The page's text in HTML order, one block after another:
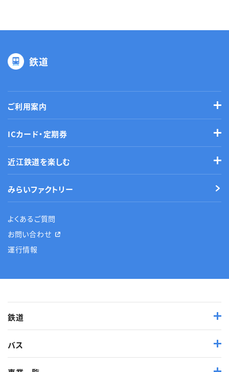
鉄道
ご利用案内
ICカード・定期券
近江鉄道を楽しむ
みらいファクトリー
よくあるご質問
お問い合わせ
運行情報
鉄道
バス